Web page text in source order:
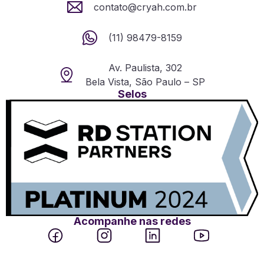
contato@cryah.com.br
(11) 98479-8159
Av. Paulista, 302
Bela Vista, São Paulo – SP
Selos
Acompanhe nas redes